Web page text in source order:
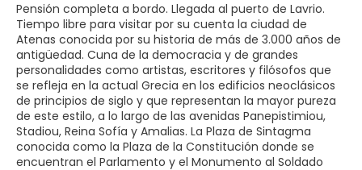
Pensión completa a bordo. Llegada al puerto de Lavrio.
Tiempo libre para visitar por su cuenta la ciudad de
Atenas conocida por su historia de más de 3.000 años de
antigüedad. Cuna de la democracia y de grandes
personalidades como artistas, escritores y filósofos que
se refleja en la actual Grecia en los edificios neoclásicos
de principios de siglo y que representan la mayor pureza
de este estilo, a lo largo de las avenidas Panepistimiou,
Stadiou, Reina Sofía y Amalias. La Plaza de Sintagma
conocida como la Plaza de la Constitución donde se
encuentran el Parlamento y el Monumento al Soldado